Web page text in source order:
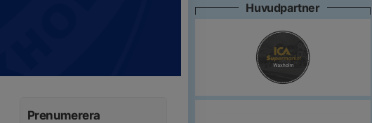
Prenumerera
Huvudpartner